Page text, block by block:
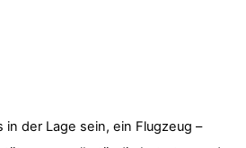
in der Lage sein, ein Flugzeug –